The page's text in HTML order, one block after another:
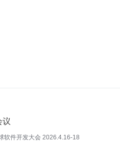
议
软件开发大会 2026.4.16-18